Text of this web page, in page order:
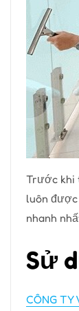
Trước khi
luôn được
nhanh
Sử
CÔNG TY